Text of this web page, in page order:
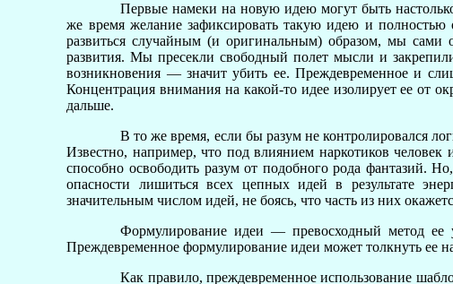
Первые намеки на новую идею могут быть
же время желание зафиксировать такую идею и полностью
развиться случайным (и оригинальным) образом, мы сами
развития. Мы пресекли свободный полет мысли и
возникновения — значит убить ее. Преждевременное и
Концентрация внимания на какой-то идее изолирует ее от
дальше.
В то же время, если бы разум не контролировался
Известно, например, что под влиянием наркотиков
способно освободить разум от подобного рода фантазий.
опасности лишиться всех цепных идей в результате
значительным числом идей, не боясь, что часть из них
Формулирование идеи — превосходный метод ее
Преждевременное формулирование идеи может толкнуть ее
Как правило, преждевременное использование